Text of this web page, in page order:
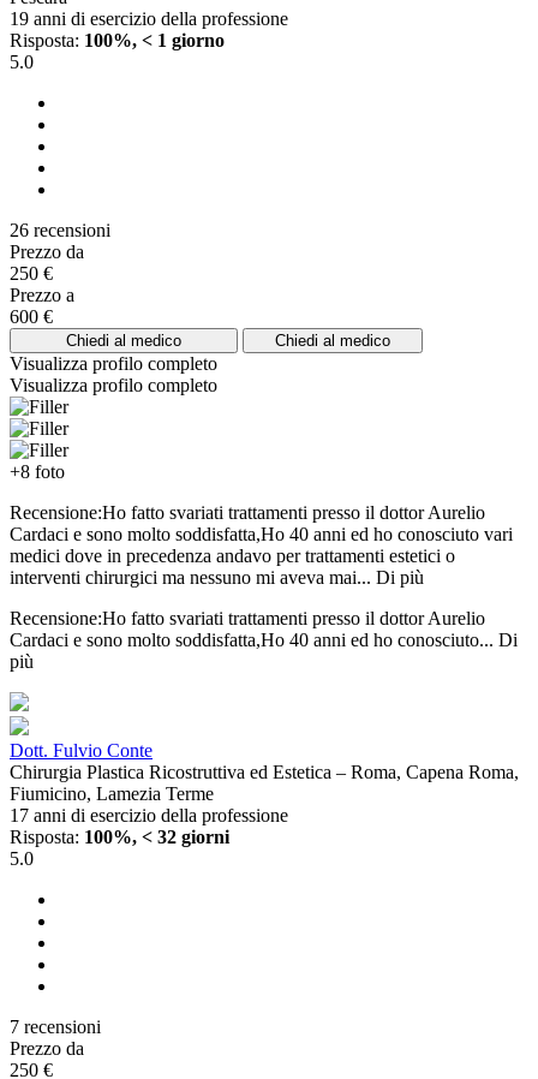
19 anni di esercizio della professione
Risposta: 100%, < 1 giorno
5.0
26 recensioni
Prezzo da
250 €
Prezzo a
600 €
Chiedi al medico Chiedi al medico
Visualizza profilo completo
Visualizza profilo completo
+8 foto
Recensione:Ho fatto svariati trattamenti presso il dottor Aurelio
Cardaci e sono molto soddisfatta,Ho 40 anni ed ho conosciuto vari
medici dove in precedenza andavo per trattamenti estetici o
interventi chirurgici ma nessuno mi aveva mai... Di più
Recensione:Ho fatto svariati trattamenti presso il dottor Aurelio
Cardaci e sono molto soddisfatta,Ho 40 anni ed ho conosciuto... Di
più
Dott. Fulvio Conte
Chirurgia Plastica Ricostruttiva ed Estetica – Roma, Capena Roma,
Fiumicino, Lamezia Terme
17 anni di esercizio della professione
Risposta: 100%, < 32 giorni
5.0
7 recensioni
Prezzo da
250 €